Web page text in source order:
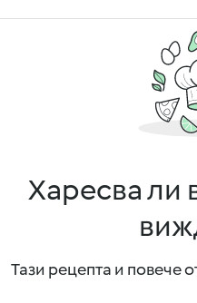
Харесва ли
Тази рецепта и повече